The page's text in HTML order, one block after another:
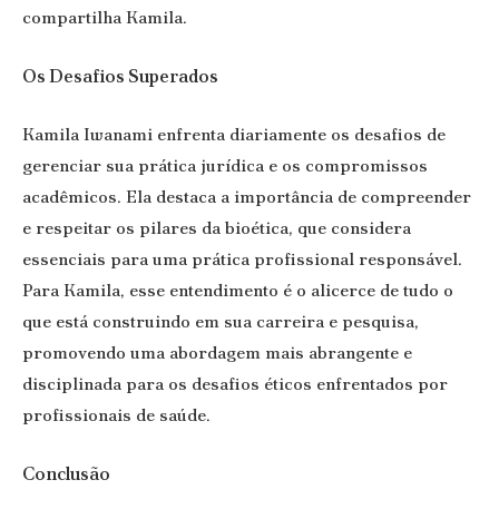
compartilha Kamila.
Os Desafios Superados
Kamila Iwanami enfrenta diariamente os desafios de
gerenciar sua prática jurídica e os compromissos
acadêmicos. Ela destaca a importância de compreender
e respeitar os pilares da bioética, que considera
essenciais para uma prática profissional responsável.
Para Kamila, esse entendimento é o alicerce de tudo o
que está construindo em sua carreira e pesquisa,
promovendo uma abordagem mais abrangente e
disciplinada para os desafios éticos enfrentados por
profissionais de saúde.
Conclusão